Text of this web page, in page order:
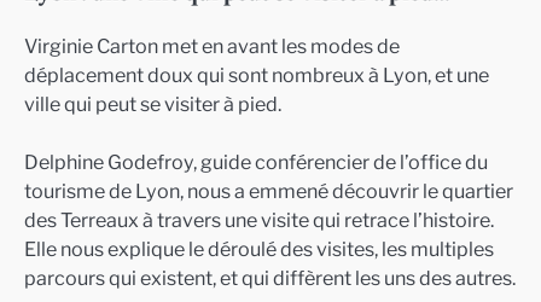
Virginie Carton met en avant les modes de
déplacement doux qui sont nombreux à Lyon, et une
ville qui peut se visiter à pied.
Delphine Godefroy, guide conférencier de l’office du
tourisme de Lyon, nous a emmené découvrir le quartier
des Terreaux à travers une visite qui retrace l’histoire.
Elle nous explique le déroulé des visites, les multiples
parcours qui existent, et qui diffèrent les uns des autres.